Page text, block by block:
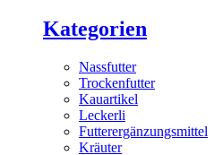
Kategorien
Nassfutter
Trockenfutter
Kauartikel
Leckerli
Futterergänzungsmittel
Kräuter